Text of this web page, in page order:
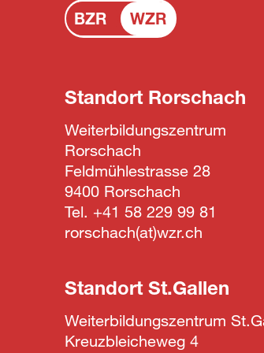
BZR WZR
Standort Rorschach
Weiterbildungszentrum
Rorschach
Feldmühlestrasse 28
9400 Rorschach
Tel. +41 58 229 99 81
rorschach
wzr.ch
Standort St.Gallen
Weiterbildungszentrum
Kreuzbleicheweg 4